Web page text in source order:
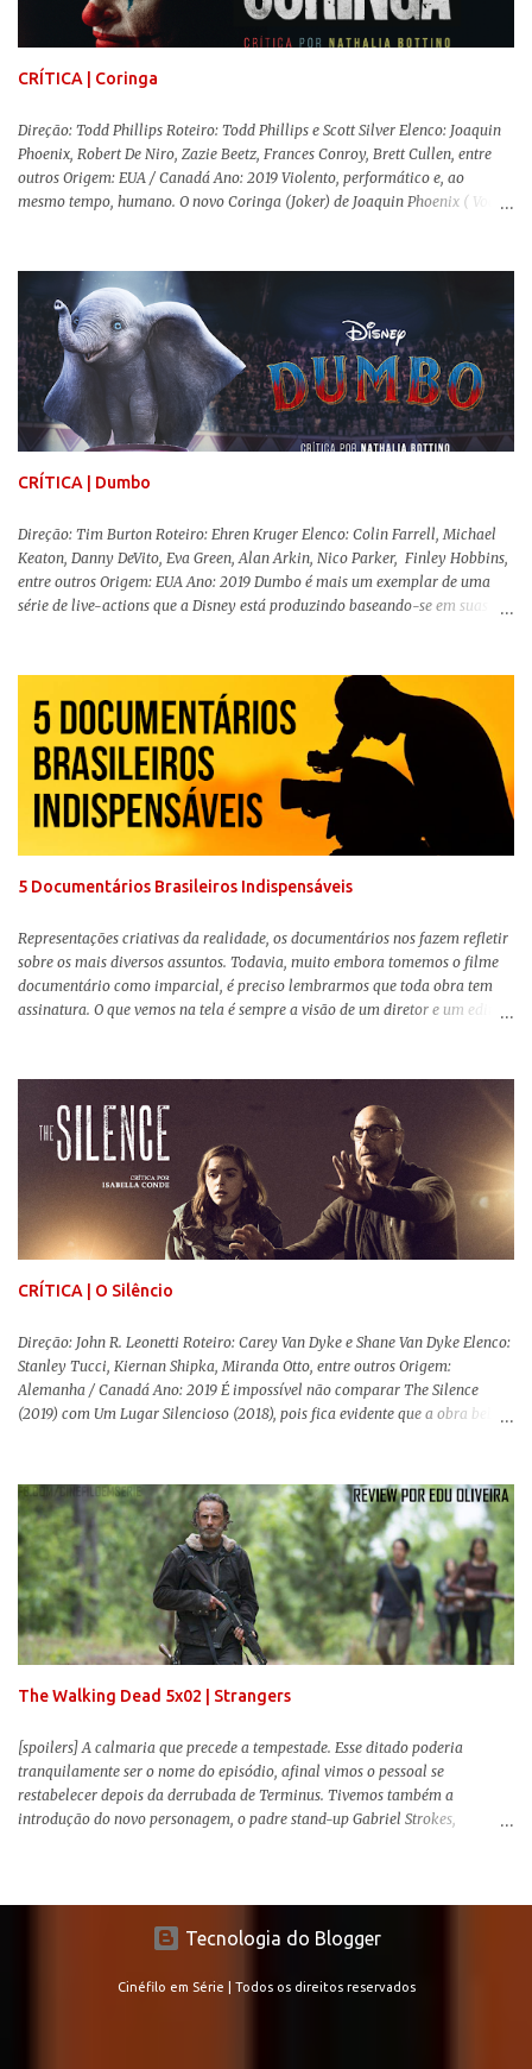
primeira-ministra Margaret Tatcher usando recursos supostamente
constitucionais para mobilizar campanhas agressivas ao modo de vida
CRÍTICA | Coringa
Direção: Todd Phillips Roteiro: Todd Phillips e Scott Silver Elenco: Joaquin
Phoenix, Robert De Niro, Zazie Beetz, Frances Conroy, Brett Cullen, entre
outros Origem: EUA / Canadá Ano: 2019 Violento, performático e, ao
mesmo tempo, humano. O novo Coringa (Joker) de Joaquin Phoenix ( Você
Comics . É importante ressaltar que este não é um filme de herói. E muito
menos de vilão. O longa de Todd Phillips (Se Beber, Não Case!) segue uma
trajetória profunda do reflexo da corrupção da sociedade na vida de um ser
humano, capaz de causar perturbação e desconforto do inicio ao fim da
projeção, e por mais um bom tempo após deixar o cinema. Trata-se de
uma obra difícil de ser "digerida", pois lida com temas sensíveis, como
abuso, doença mental, bullying e violência física. Todo esse turbilhão de
informações molda a mente d...
CRÍTICA | Dumbo
Direção: Tim Burton Roteiro: Ehren Kruger Elenco: Colin Farrell, Michael
Keaton, Danny DeVito, Eva Green, Alan Arkin, Nico Parker, Finley Hobbins,
entre outros Origem: EUA Ano: 2019 Dumbo é mais um exemplar de uma
série de live-actions que a Disney está produzindo baseando-se em suas
remake , já que a história do elefantinho voador foi reinventada de forma
mais realista, se adequando perfeitamente a proposta. Não há animais
falantes, por exemplo, mas nem por isso o tom lúdico e infantil é deixado
de lado. Apesar da relevância histórica, o filme supera a animação original
em termos visuais e narrativos, , superando a animação original em termos
visuais e narrativos. A história começa quando o pai das crianças, Holt
Ferrier (Colin Farrell), uma ex-estrela de circo, volta da guerra e se depara
5 Documentários Brasileiros Indispensáveis
Representações criativas da realidade, os documentários nos fazem refletir
sobre os mais diversos assuntos. Todavia, muito embora tomemos o filme
documentário como imparcial, é preciso lembrarmos que toda obra tem
assinatura. O que vemos na tela é sempre a visão de um diretor e um editor
sempre importante levarmos em conta quem assina e qual a função social
da obra. O cinema brasileiro é celeiro de grandes documentaristas, muitos
deles mundialmente reconhecidos. Pensando na variedade de estilos e
estéticas de se fazer documentários, selecionei 5 produções tupiniquins do
gênero que, para mim, são indispensáveis: ▼ Cabra Marcado para Morrer
(1984) , de Eduardo Coutinho Em 1964, devido ao golpe militar, Eduardo
Coutinho (Edifício Master) teve que abandonar as filmagens do
documentário sobre o assassinato do líder camponês Joã...
CRÍTICA | O Silêncio
Direção: John R. Leonetti Roteiro: Carey Van Dyke e Shane Van Dyke Elenco:
Stanley Tucci, Kiernan Shipka, Miranda Otto, entre outros Origem:
Alemanha / Canadá Ano: 2019 É impossível não comparar The Silence
(2019) com Um Lugar Silencioso (2018), pois fica evidente que a obra bebe
reproduzir alguns elementos que consograram a obra de John Krasinski
(The Office). Aqui os “monstros” com audições aguçadas eram seres da
Terra que estavam presos por séculos em uma caverna recém descoberta,
libertando-os pelo mundo. O espectador acompanha uma família que tem
uma pequena vantagem em relação às outras pessoas. Adivinhem? Sabem
viver em silêncio pelo fato da filha mais velha ser surda. Para aqueles que
amam filmes com temática apocalíptica, a produção pode até funcionar
como entretenimento mediano. Todo o cenário de fuga, pânico col...
The Walking Dead 5x02 | Strangers
[spoilers] A calmaria que precede a tempestade. Esse ditado poderia
tranquilamente ser o nome do episódio, afinal vimos o pessoal se
restabelecer depois da derrubada de Terminus. Tivemos também a
introdução do novo personagem, o padre stand-up Gabriel Strokes,
Tecnologia do Blogger
Cinéfilo em Série | Todos os direitos reservados